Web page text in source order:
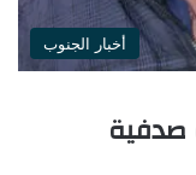
أخبار الجنوب
صدفية